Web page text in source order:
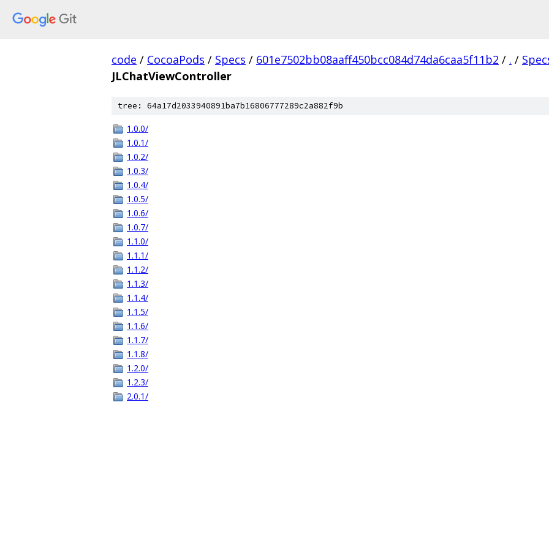
code / CocoaPods / Specs / 601e7502bb08aaff450bcc084d74da6caa5f11b2 / . /
JLChatViewController
tree: 64a17d2033940891ba7b16806777289c2a882f9b
1.0.0/
1.0.1/
1.0.2/
1.0.3/
1.0.4/
1.0.5/
1.0.6/
1.0.7/
1.1.0/
1.1.1/
1.1.2/
1.1.3/
1.1.4/
1.1.5/
1.1.6/
1.1.7/
1.1.8/
1.2.0/
1.2.3/
2.0.1/